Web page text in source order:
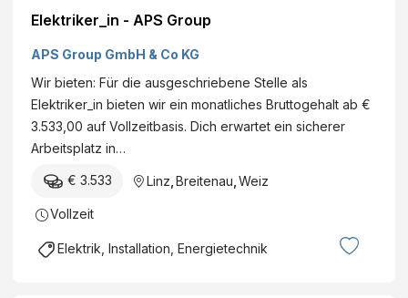
Elektriker_in - APS Group
APS Group GmbH & Co KG
Wir bieten: Für die ausgeschriebene Stelle als
Elektriker_in bieten wir ein monatliches Bruttogehalt ab €
3.533,00 auf Vollzeitbasis. Dich erwartet ein sicherer
Arbeitsplatz in…
€ 3.533 Linz,Breitenau,Weiz
Vollzeit
Elektrik, Installation, Energietechnik